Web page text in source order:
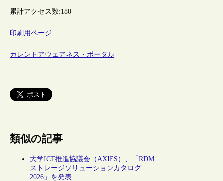
累計アクセス数:180
印刷用ページ
カレントアウェアネス・ポータル
類似の記事
大学ICT推進協議会（AXIES）、「RDM
ストレージソリューションカタログ
2026」を発表